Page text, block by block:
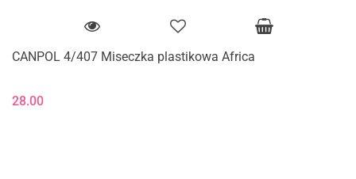
CANPOL 4/407 Miseczka plastikowa Africa
28.00